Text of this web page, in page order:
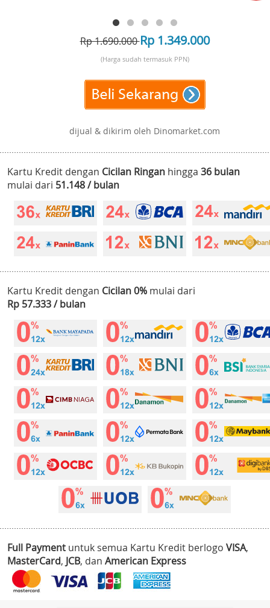
Rp 1.690.000Rp 1.349.000
(Harga sudah termasuk PPN)
dijual & dikirim oleh Dinomarket.com
Kartu Kredit dengan Cicilan Ringan hingga 36 bulan
mulai dari 51.148 / bulan
Kartu Kredit dengan Cicilan 0% mulai dari
Rp 57.333 / bulan
Full Payment untuk semua Kartu Kredit berlogo VISA,
MasterCard, JCB, dan American Express